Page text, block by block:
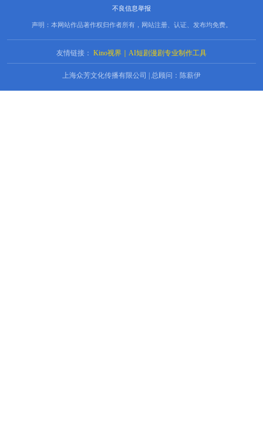
不良信息举报
声明：本网站作品著作权归作者所有，网站注册、认证、发布均免费。
友情链接： Kino视界｜AI短剧漫剧专业制作工具
上海众芳文化传播有限公司 | 总顾问：陈薪伊